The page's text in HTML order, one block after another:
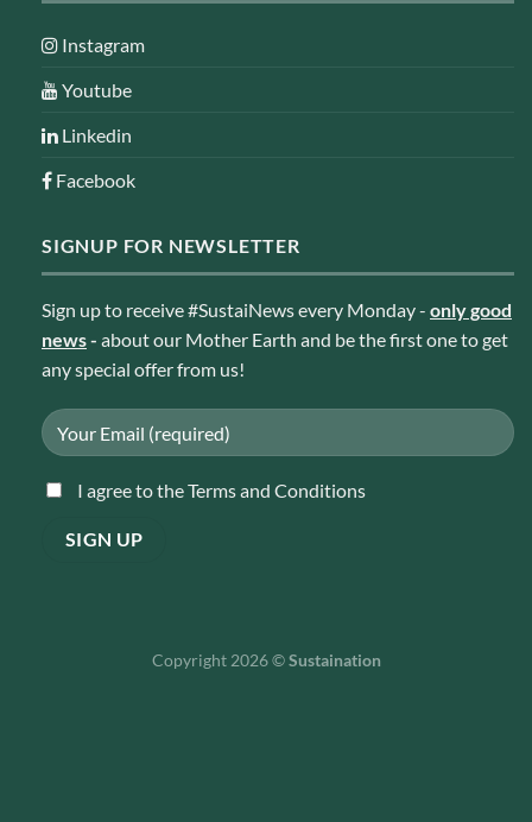
Instagram
Youtube
Linkedin
Facebook
SIGNUP FOR NEWSLETTER
Sign up to receive #SustaiNews every Monday - only good
news- about our Mother Earth and be the first one to get
any special offer from us!
I agree to the Terms and Conditions
Copyright 2026 ©Sustaination